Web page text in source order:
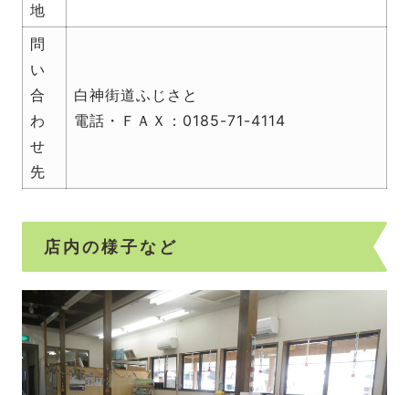
地
問
い
合
わ
せ
先
白神街道ふじさと
電話・ＦＡＸ：0185-71-4114
店内の様子など